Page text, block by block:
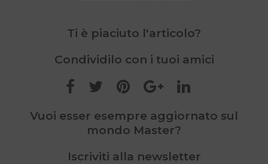
Ti è piaciuto l'articolo?
Condividilo con i tuoi amici
Vuoi esser esempre aggiornato sul
mondo Master?
Iscriviti alla newsletter